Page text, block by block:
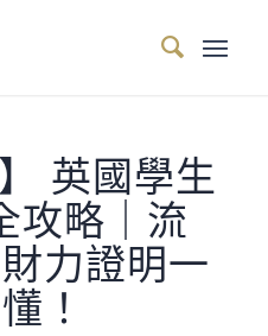
英國學生
攻略｜流
力證明一
！